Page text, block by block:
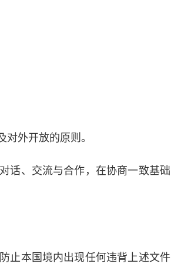
外开放的原则。
、交流与合作，在协商一致基础
本国境内出现任何违背上述文件